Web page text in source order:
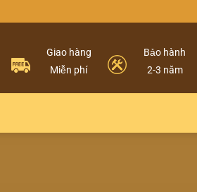
Giao hàng
Miễn phí
Bảo hành
2-3 năm